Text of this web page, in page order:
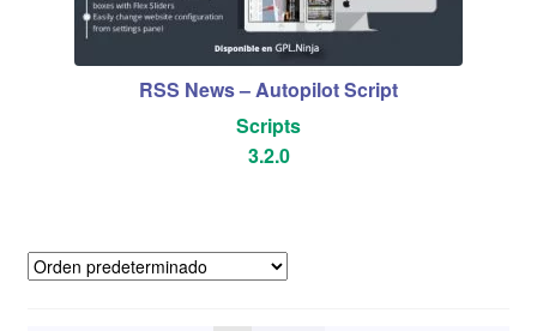
RSS News – Autopilot Script
Scripts
3.2.0